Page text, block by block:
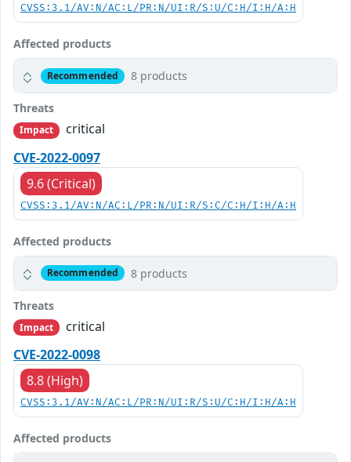
CVSS:3.1/AV:N/AC:L/PR:N/UI:R/S:U/C:H/I:H/A:H
Affected products
Recommended 8 products
Threats
Impact
critical
CVE-2022-0097
9.6 (Critical)
CVSS:3.1/AV:N/AC:L/PR:N/UI:R/S:C/C:H/I:H/A:H
Affected products
Recommended 8 products
Threats
Impact
critical
CVE-2022-0098
8.8 (High)
CVSS:3.1/AV:N/AC:L/PR:N/UI:R/S:U/C:H/I:H/A:H
Affected products